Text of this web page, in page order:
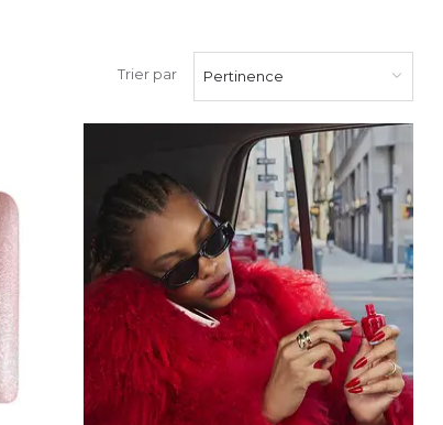
Trier par Pertinence